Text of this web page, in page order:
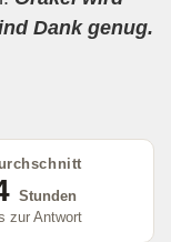
Dank genug.
Stunden
zur Antwort